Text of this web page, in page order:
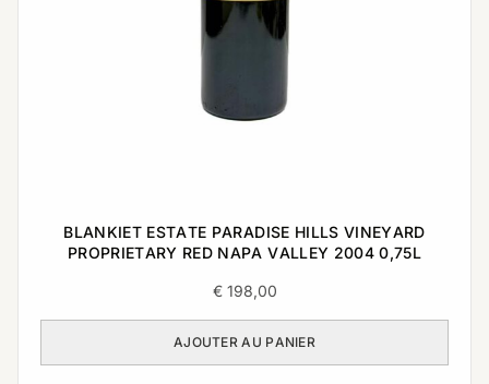
BLANKIET ESTATE PARADISE HILLS VINEYARD
PROPRIETARY RED NAPA VALLEY 2004 0,75L
€198,00
AJOUTER AU PANIER